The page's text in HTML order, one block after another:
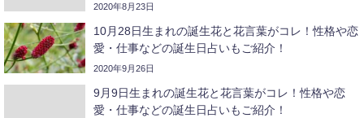
2020年8月23日
10月28日生まれの誕生花と花言葉がコレ！性格や恋
愛・仕事などの誕生日占いもご紹介！
2020年9月26日
9月9日生まれの誕生花と花言葉がコレ！性格や恋
愛・仕事などの誕生日占いもご紹介！